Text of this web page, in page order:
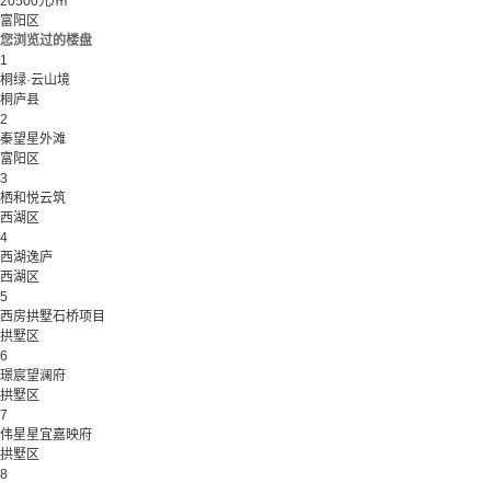
富阳区
您浏览过的楼盘
1
桐绿·云山境
桐庐县
2
秦望星外滩
富阳区
3
栖和悦云筑
西湖区
4
西湖逸庐
西湖区
5
西房拱墅石桥项目
拱墅区
6
璟宸望澜府
拱墅区
7
伟星星宜嘉映府
拱墅区
8